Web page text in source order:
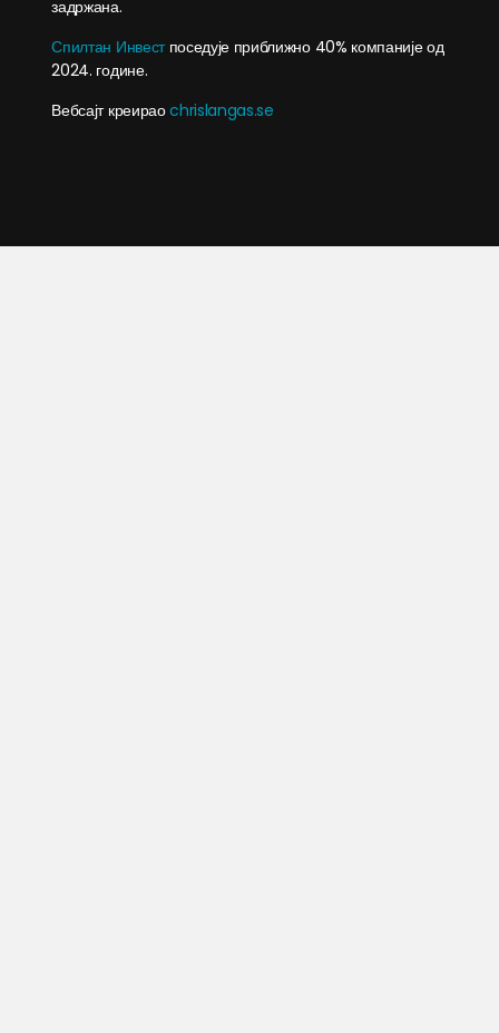
задржана.
Спилтан Инвестпоседује приближно 40% компаније од
2024. године.
Вебсајт креираоchrislangas.se